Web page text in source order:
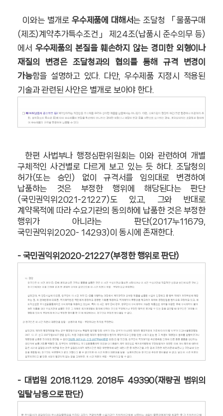
이와는 별개로 우수제품에 대해서는 조달청 「물품구매
(제조)계약추가특수조건」 제24조(납품시 준수의무 등)
에서 우수제품의 본질을 훼손하지 않는 경미한 외형이나
재질의 변경은 조달청과의 협의를 통해 규격 변경이
가능함을 설명하고 있다. 다만, 우수제품 지정시 적용된
기술과 관련된 사안은 별개로 보아야 한다.
한편 사법부나 행정심판위원회는 이와 관련하여 개별
구체적인 사건별로 다르게 보고 있는 듯 하다. 조달청의
허가(또는 승인) 없이 규격서를 임의대로 변경하여
납품하는 것은 부정한 행위에 해당된다는 판단
(국민권익위2021-21227)도 있고, 그와 반대로
계약목적에 따라 수요기관의 동의하에 납품한 것은 부정한
행위가 아니라는 판단(2017누11679,
국민권익위2020- 14293)이동시에 존재한다.
- 국민권익위2020-21227(부정한 행위로 판단)
- 대법원 2018.11.29. 2018두 49390(재량권 범위의
일탈·남용으로 판단)